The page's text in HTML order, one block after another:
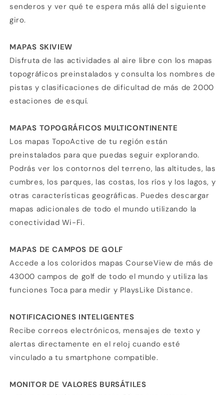
senderos y ver qué te espera más allá del siguiente
giro.
MAPAS SKIVIEW
Disfruta de las actividades al aire libre con los mapas
topográficos preinstalados y consulta los nombres de
pistas y clasificaciones de dificultad de más de 2000
estaciones de esquí.
MAPAS TOPOGRÁFICOS MULTICONTINENTE
Los mapas TopoActive de tu región están
preinstalados para que puedas seguir explorando.
Podrás ver los contornos del terreno, las altitudes, las
cumbres, los parques, las costas, los ríos y los lagos, y
otras características geográficas. Puedes descargar
mapas adicionales de todo el mundo utilizando la
conectividad Wi-Fi.
MAPAS DE CAMPOS DE GOLF
Accede a los coloridos mapas CourseView de más de
43000 campos de golf de todo el mundo y utiliza las
funciones Toca para medir y PlaysLike Distance.
NOTIFICACIONES INTELIGENTES
Recibe correos electrónicos, mensajes de texto y
alertas directamente en el reloj cuando esté
vinculado a tu smartphone compatible.
MONITOR DE VALORES BURSÁTILES